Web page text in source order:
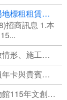
告，⾃115年8月3日起公開領標
訊息 1.本
施工管制通報
使用期限延長說明
年文創商品徵選